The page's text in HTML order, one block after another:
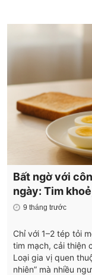
Bất ngờ với
ngày: Tim
9 tháng trước
Chỉ với 1–2 tép tỏi
tim mạch, cải thiện
Loại gia vị quen
nhiên” mà nhiều